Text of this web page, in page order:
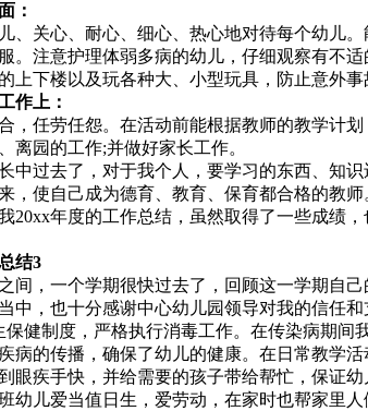
：
、关心、耐心、细心、热心地对待每个幼儿
。注意护理体弱多病的幼儿，仔细观察有不
上下楼以及玩各种大、小型玩具，防止意外
作上：
，任劳任怨。在活动前能根据教师的教学计
离园的工作;并做好家长工作。
中过去了，对于我个人，要学习的东西、知
，使自己成为德育、教育、保育都合格的教师
20xx年度的工作总结，虽然取得了一些成绩
结3
间，一个学期很快过去了，回顾这一学期自
中，也十分感谢中心幼儿园领导对我的信任
健制度，严格执行消毒工作。在传染病期间
病的传播，确保了幼儿的健康。在日常教学
眼疾手快，并给需要的孩子带给帮忙，保证
幼儿爱当值日生，爱劳动，在家时也帮家里人